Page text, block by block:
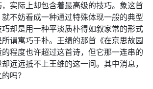
实际上却包含着最高级的技巧。象这首
不妨看成一种通过特殊体现一般的典型
却是用一种平淡质朴得如叙家常的形式
谓寓巧于朴。王绩的那首《在京思故园
程度也许超过这首诗，但它那一连串的
远远抵不上王维的这一问。其中消息，
吗？